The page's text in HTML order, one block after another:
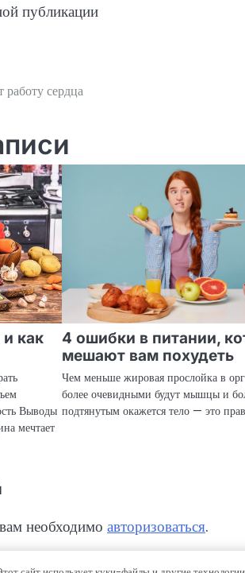
публикации
сердца
как
Выводы
мечтает
4 ошибки в питании,
мешают вам похудеть
Чем меньше жировая прослойка в
более очевидными будут мышцы и
подтянутым окажется тело — это
необходимо авторизоваться.